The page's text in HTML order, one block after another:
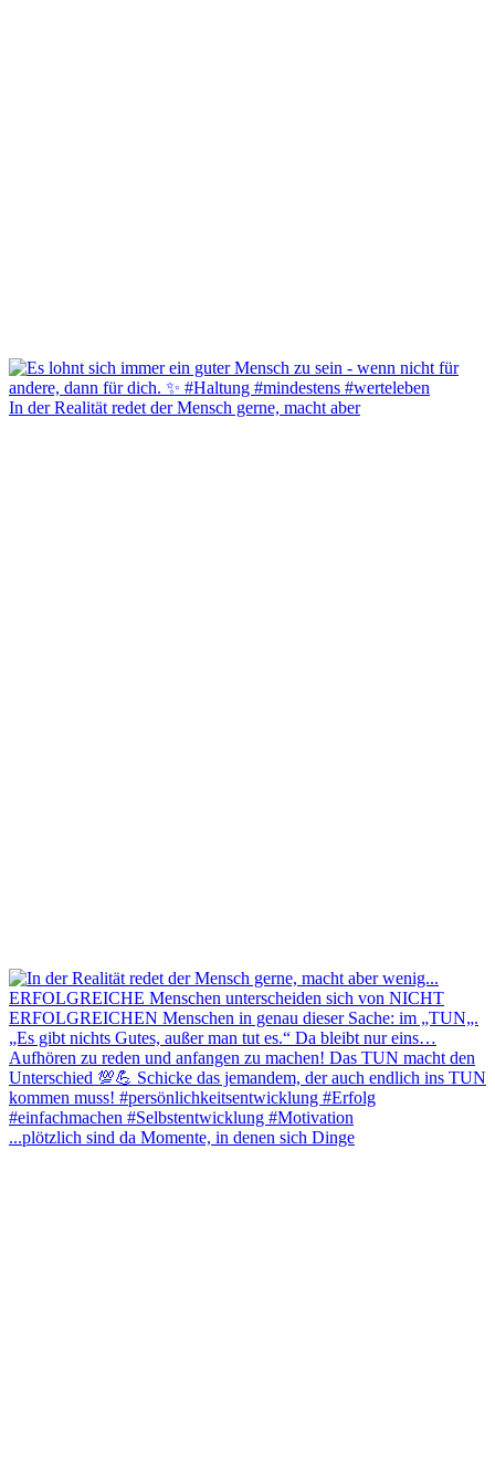
In der Realität redet der Mensch gerne, macht aber
...plötzlich sind da Momente, in denen sich Dinge